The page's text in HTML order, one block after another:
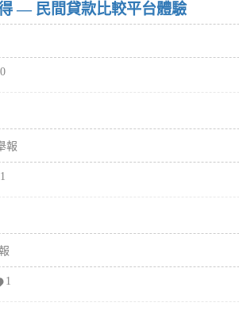
— 民間貸款比較平台體驗
0
報
1
1